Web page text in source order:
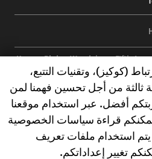
Human Rights Watch| 350 Fifth
Human Rights Watchis a 501(C)(3)
Human Rights
(كوكيز)، وتقنيات التتبع،
ثالثة من أجل تحسين فهمنا لمن
أفضل. عبر استخدام موقعنا
قراءة سياسات الخصوصية
يتم استخدام ملفات تعريف
تغيير إعداداتكم.